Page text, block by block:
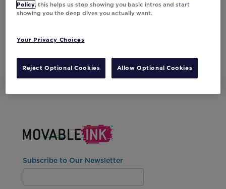
Subscribe to Our Newsletter
Policy, this helps us stop showing you basic intros and start
showing you the deep dives you actually want.
Your Privacy Choices
Reject Optional Cookies Allow Optional Cookies